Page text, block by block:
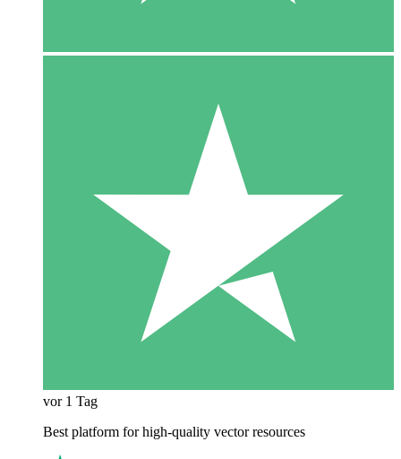
vor 1 Tag
Best platform for high-quality vector resources